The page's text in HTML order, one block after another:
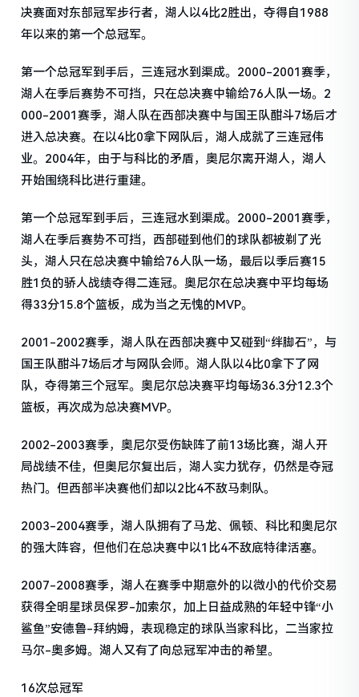
决赛面对东部冠军步行者，湖人以4比2胜出，夺得自1988
年以来的第一个总冠军。
第一个总冠军到手后，三连冠水到渠成。2000-2001赛季，
湖人在季后赛势不可挡，只在总决赛中输给76人队一场。2
000-2001赛季，湖人队在西部决赛中与国王队酣斗7场后才
进入总决赛。在以4比0拿下网队后，湖人成就了三连冠伟
业。2004年，由于与科比的矛盾，奥尼尔离开湖人，湖人
开始围绕科比进行重建。
第一个总冠军到手后，三连冠水到渠成。2000-2001赛季，
湖人在季后赛势不可挡，西部碰到他们的球队都被剃了光
头，湖人只在总决赛中输给76人队一场，最后以季后赛15
胜1负的骄人战绩夺得二连冠。奥尼尔在总决赛中平均每场
得33分15.8个篮板，成为当之无愧的MVP。
2001-2002赛季，湖人队在西部决赛中又碰到“绊脚石”，与
国王队酣斗7场后才与网队会师。湖人队以4比0拿下了网
队，夺得第三个冠军。奥尼尔总决赛平均每场36.3分12.3个
篮板，再次成为总决赛MVP。
2002-2003赛季，奥尼尔受伤缺阵了前13场比赛，湖人开
局战绩不佳，但奥尼尔复出后，湖人实力犹存，仍然是夺冠
热门。但西部半决赛他们却以2比4不敌马刺队。
2003-2004赛季，湖人队拥有了马龙、佩顿、科比和奥尼尔
的强大阵容，但他们在总决赛中以1比4不敌底特律活塞。
2007-2008赛季，湖人在赛季中期意外的以微小的代价交易
获得全明星球员保罗-加索尔，加上日益成熟的年轻中锋“小
鲨鱼”安德鲁-拜纳姆，表现稳定的球队当家科比，二当家拉
马尔-奥多姆。湖人又有了向总冠军冲击的希望。
16次总冠军